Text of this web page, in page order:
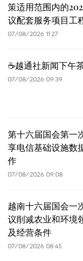
策适用范围内的
议配套服务项目工
07/08/2026 11:27
☕️越通社新闻下午
07/08/2026 09:39
第十六届国会第一
享电信基础设施数
作
07/08/2026 09:08
越南十六届国会一
议削减农业和环境
及经营条件
07/08/2026 08:45